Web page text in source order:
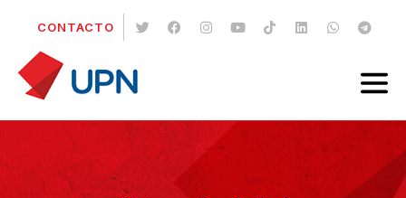
CONTACTO